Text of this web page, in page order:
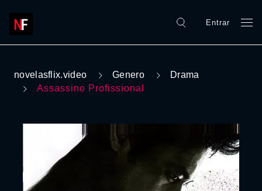
Entrar
novelasflix.video Genero
Drama
Assassino Profissional